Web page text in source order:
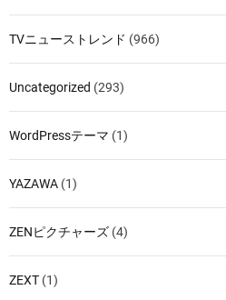
TVニューストレンド (966)
Uncategorized (293)
WordPressテーマ (1)
YAZAWA (1)
ZENピクチャーズ (4)
ZEXT (1)